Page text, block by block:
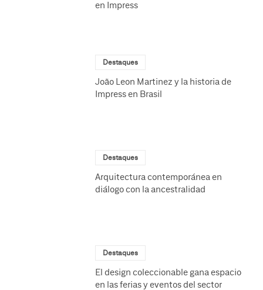
en Impress
Destaques
João Leon Martinez y la historia de
Impress en Brasil
Destaques
Arquitectura contemporánea en
diálogo con la ancestralidad
Destaques
El design coleccionable gana espacio
en las ferias y eventos del sector